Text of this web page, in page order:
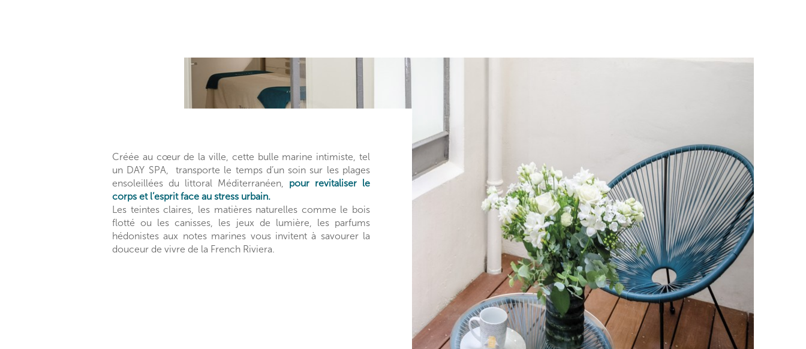
Créée au cœur de la ville, cette bulle marine intimiste, tel
un DAY SPA, transporte le temps d’un soin sur les plages
ensoleillées du littoral Méditerranéen, pour revitaliser le
corps et l’esprit face au stress urbain.
Les teintes claires, les matières naturelles comme le bois
flotté ou les canisses, les jeux de lumière, les parfums
hédonistes aux notes marines vous invitent à savourer la
douceur de vivre de la French Riviera.